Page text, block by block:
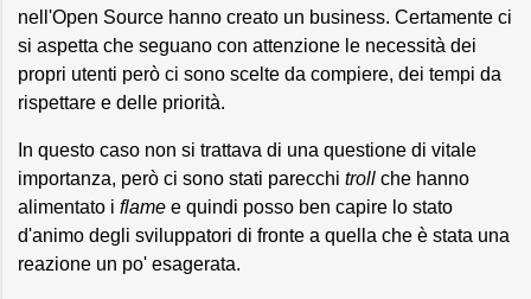
nell'Open Source hanno creato un business. Certamente ci
si aspetta che seguano con attenzione le necessità dei
propri utenti però ci sono scelte da compiere, dei tempi da
rispettare e delle priorità.
In questo caso non si trattava di una questione di vitale
importanza, però ci sono stati parecchi troll che hanno
alimentato i flame e quindi posso ben capire lo stato
d'animo degli sviluppatori di fronte a quella che è stata una
reazione un po' esagerata.